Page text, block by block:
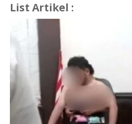
List Artikel :